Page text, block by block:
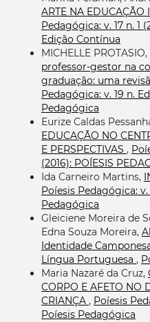
ARTE NA EDUCAÇÃO
Pedagógica: v. 17 n. 1
Edição Contínua
MICHELLE
professor-gestor na
graduação: uma
Pedagógica: v. 19 n.
Pedagógica
Eurize Caldas
EDUCAÇÃO NO
E PERSPECTIVAS ,
(2016): POÍESIS
Ida Carneiro Martins,
Poíesis Pedagógica: v.
Pedagógica
Gleiciene Moreira de
Edna Souza Moreira,
Identidade
Língua Portuguesa ,
Maria Nazaré da Cruz,
CORPO E AFETO NO
CRIANÇA , Poíesis
Poíesis Pedagógica